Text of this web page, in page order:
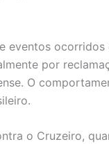
eventos ocorridos
por
O
o Cruzeiro,